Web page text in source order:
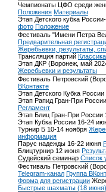
Чемпионаты ЦФО среди
Положения Материалы
Этап Детского кубка
фото Положение
Фестиваль "Имени Петра
Предварительная
Жеребьевки, результаты,
Трансляция партий Классика
Этап ДКР (Воронеж, май
Жеребьевки и результаты
Фестиваль Петровский
ВКонтакте
Этап Детского Кубка
Этап Рапид Гран-При
Регламент
Этап Блиц Гран-При России
Этап Кубка России 16-24
Турнир Б 10-14 ноября
информация
Парус надежды 16-22 июня
Блицтурнир 12 июня
Судейский семинар Список
Фестиваль Петровский
Telegram-канал Группа
Форма для регистрации
Быстрые шахматы (18 июня)